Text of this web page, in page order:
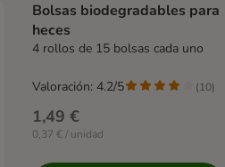
Bolsas biodegradables para
heces
4 rollos de 15 bolsas cada uno
1,49 €
0,37 € / unidad
Valoración: 4.2/5 (10)